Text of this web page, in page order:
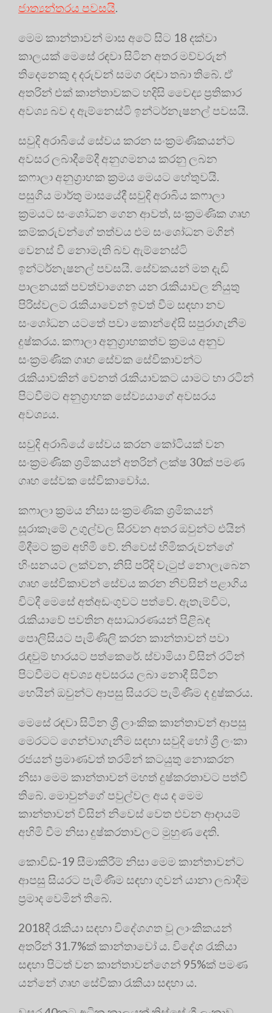
ජාත්‍යන්තරය පවසයි.
මෙම කාන්තාවන් මාස අටේ සිට 18 දක්වා
කාලයක් මෙසේ රඳවා සිටින අතර මව්වරුන්
තිදෙනෙකු ද දරුවන් සමග රඳවා තබා තිබේ. ඒ
අතරින් එක් කාන්තාවකට හදිසි වෛද්‍ය ප්‍රතිකාර
අවශ්‍ය බව ද ඇම්නෙස්ටි ඉන්ටර්නැෂනල් පවසයි.
සවුදි අරාබියේ සේවය කරන සංක්‍රමණිකයන්ට
අවසර ලබාදීමේදී අනුගමනය කරනු ලබන
කෆාලා අනුග්‍රාහක ක්‍රමය මෙයට හේතුවයි.
පසුගිය මාර්තු මාසයේදී සවුදි අරාබිය කෆාලා
ක්‍රමයට සංශෝධන ගෙන ආවත්, සංක්‍රමණික ගෘහ
කම්කරුවන්ගේ තත්වය එම සංශෝධන මගින්
වෙනස් වී නොමැති බව ඇම්නෙස්ටි
ඉන්ටර්නැෂනල් පවසයි. සේවකයන් මත දැඩි
පාලනයක් පවත්වාගෙන යන රැකියාවල නියුතු
පිරිස්වලට රැකියාවෙන් ඉවත් වීම සඳහා නව
සංශෝධන යටතේ පවා කොන්දේසි සපුරාගැනීම
දුෂ්කරය. කෆාලා අනුග්‍රාහකත්ව ක්‍රමය අනුව
සංක්‍රමණික ගෘහ සේවක සේවිකාවන්ට
රැකියාවකින් වෙනත් රැකියාවකට යාමට හා රටින්
පිටවීමට අනුග්‍රාහක සේව්‍යයාගේ අවසරය
අවශ්‍යය.
සවුදි අරාබියේ සේවය කරන කෝටියක් වන
සංක්‍රමණික ශ්‍රමිකයන් අතරින් ලක්ෂ 30ක් පමණ
ගෘහ සේවක සේවිකාවෝය.
කෆාලා ක්‍රමය නිසා සංක්‍රමණික ශ්‍රමිකයන්
සූරාකෑමේ උගුල්වල සිරවන අතර ඔවුන්ට එයින්
මිදීමට ක්‍රම අහිමි වේ. නිවෙස් හිමිකරුවන්ගේ
හිංසනයට ලක්වන, නිසි පරිදි වැටුප් නොලැබෙන
ගෘහ සේවිකාවන් සේවය කරන නිවසින් පළාගිය
විටදී මෙසේ අත්අඩංගුවට පත්වේ. ඇතැම්විට,
රැකියාවේ පවතින අසාධාරණයන් පිළිබඳ
පොලිසියට පැමිණිලි කරන කාන්තාවන් පවා
රැඳවුම් භාරයට පත්කෙරේ. ස්වාමියා විසින් රටින්
පිටවීමට අවශ්‍ය අවසරය ලබා නොදී සිටින
හෙයින් ඔවුන්ට ආපසු සියරට පැමිණීම ද දුෂ්කරය.
මෙසේ රඳවා සිටින ශ්‍රී ලාංකික කාන්තාවන් ආපසු
මෙරටට ගෙන්වාගැනීම සඳහා සවුදි හෝ ශ්‍රී ලංකා
රජයන් ප්‍රමාණවත් තරමින් කටයුතු නොකරන
නිසා මෙම කාන්තාවන් මහත් දුෂ්කරතාවට පත්වී
තිබේ. මොවුන්ගේ පවුල්වල අය ද මෙම
කාන්තාවන් විසින් නිවෙස් වෙත එවන ආදායම්
අහිමි වීම නිසා දුෂ්කරතාවලට මුහුණ දෙති.
කොවිඩ්-19 සීමාකිරීම් නිසා මෙම කාන්තාවන්ට
ආපසු සියරට පැමිණීම සඳහා ගුවන් යානා ලබාදීම
ප්‍රමාද වෙමින් තිබේ.
2018දී රැකියා සඳහා විදේශගත වූ ලාංකිකයන්
අතරින් 31.7%ක් කාන්තාවෝ ය. විදේශ රැකියා
සඳහා පිටත් වන කාන්තාවන්ගෙන් 95%ක් පමණ
යන්නේ ගෘහ සේවිකා රැකියා සඳහා ය.